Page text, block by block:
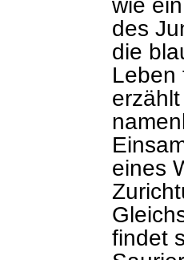
wie
des
die
Leben
eines
findet